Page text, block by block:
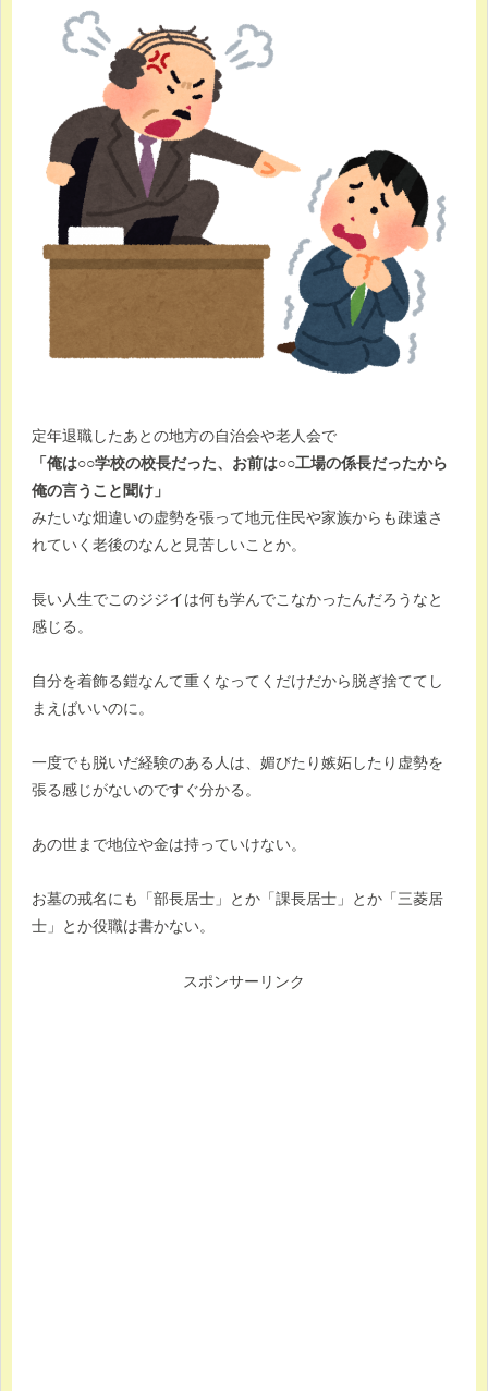
定年退職したあとの地方の自治会や老人会で
「俺は○○学校の校長だった、お前は○○工場の係長だったから
俺の言うこと聞け」
みたいな畑違いの虚勢を張って地元住民や家族からも疎遠さ
れていく老後のなんと見苦しいことか。
長い人生でこのジジイは何も学んでこなかったんだろうなと
感じる。
自分を着飾る鎧なんて重くなってくだけだから脱ぎ捨ててし
まえばいいのに。
一度でも脱いだ経験のある人は、媚びたり嫉妬したり虚勢を
張る感じがないのですぐ分かる。
あの世まで地位や金は持っていけない。
お墓の戒名にも「部長居士」とか「課長居士」とか「三菱居
士」とか役職は書かない。
スポンサーリンク